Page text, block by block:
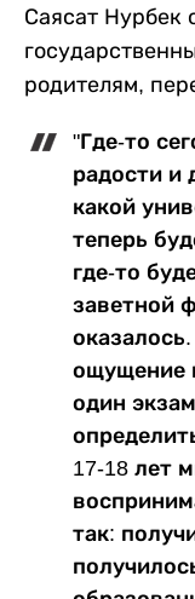
Саясат Нурбек
родителям,
"Где-то
радости и
какой
теперь
где-то
заветной
ощущение
один
17-18 лет
так: